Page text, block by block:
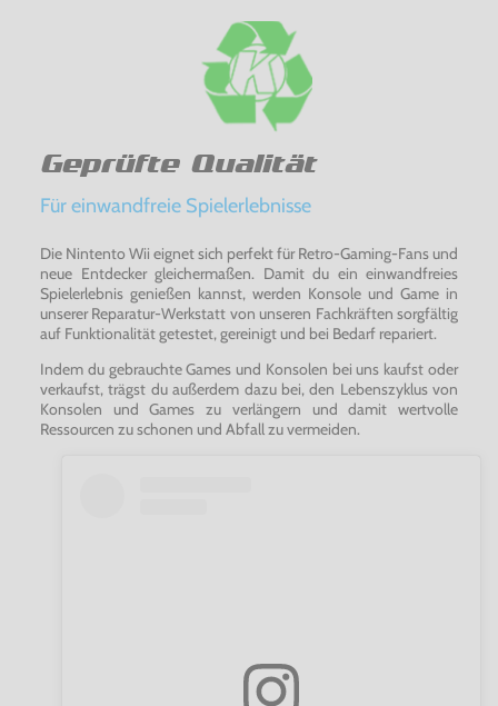
Geprüfte Qualität
Für einwandfreie Spielerlebnisse
Die Nintento Wii eignet sich perfekt für Retro-Gaming-Fans und
neue Entdecker gleichermaßen. Damit du ein einwandfreies
Spielerlebnis genießen kannst, werden Konsole und Game in
unserer Reparatur-Werkstatt von unseren Fachkräften sorgfältig
auf Funktionalität getestet, gereinigt und bei Bedarf repariert.
Indem du gebrauchte Games und Konsolen bei uns kaufst oder
verkaufst, trägst du außerdem dazu bei, den Lebenszyklus von
Konsolen und Games zu verlängern und damit wertvolle
Ressourcen zu schonen und Abfall zu vermeiden.